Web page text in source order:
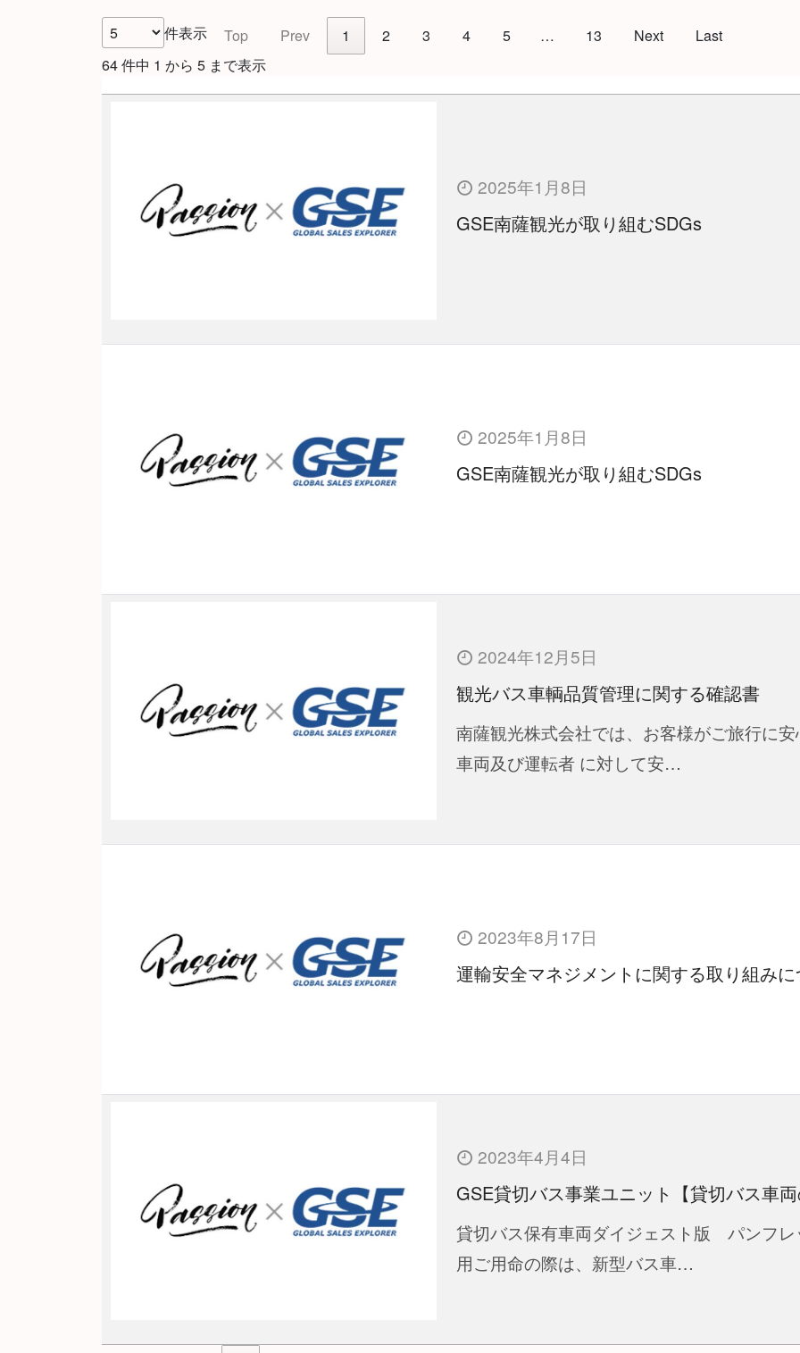
件表示 Top Prev 1 2 3 4 5 … 13 Next
Last
64 件中 1 から 5 まで表示
2025年1月8日
GSE南薩観光が取り組むSDGs
2025年1月8日
GSE南薩観光が取り組むSDGs
2024年12月5日
観光バス車輌品質管理に関する確認書
南薩観光株式会社では、お客様がご旅行に
車両及び運転者 に対して安…
2023年8月17日
運輸安全マネジメントに関する取り組み
2023年4月4日
GSE貸切バス事業ユニット【貸切バス車
貸切バス保有車両ダイジェスト版 パンフ
用ご用命の際は、新型バス車…